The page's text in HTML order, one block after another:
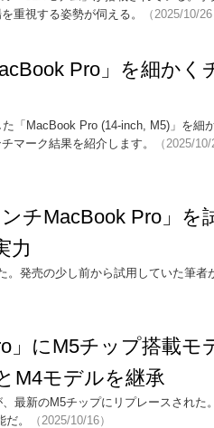
重視する姿勢が伺える。
（2025/10/26
Pro」を細かく
「MacBook Pro (14-inch, M5)」を細
マーク結果を紹介します。
（2025/10/
チMacBook Pro」を
力
。発売の少し前から試用していた筆者
」にM5チップ搭載モ
M4モデルを継承
最新のM5チップにリプレースされた
。
（2025/10/16）